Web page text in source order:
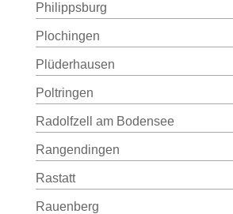
Philippsburg
Plochingen
Plüderhausen
Poltringen
Radolfzell am Bodensee
Rangendingen
Rastatt
Rauenberg